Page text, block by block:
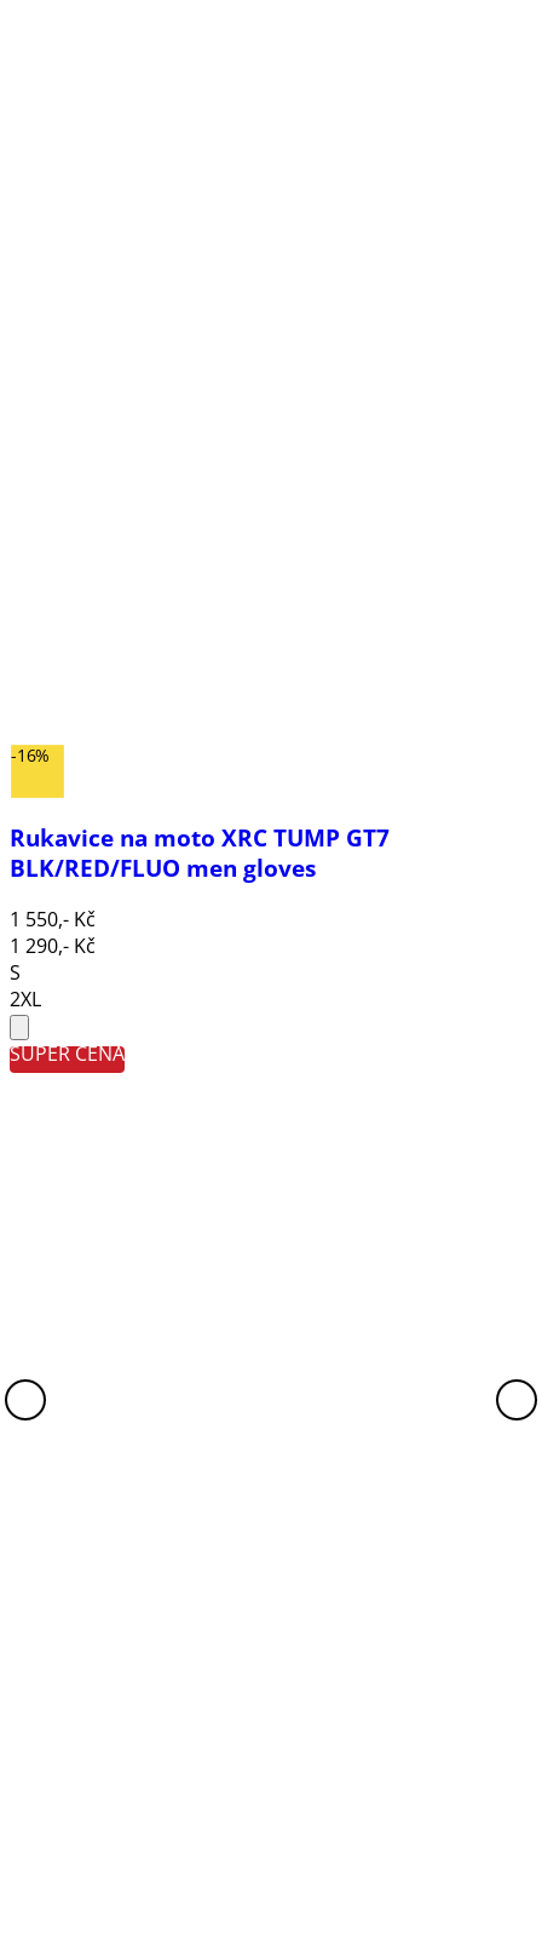
-16%
Rukavice na moto XRC TUMP GT7
BLK/RED/FLUO men gloves
1 550,- Kč
1 290,- Kč
S
2XL
SUPER CENA